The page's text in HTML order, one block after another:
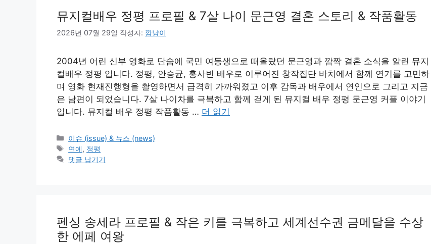
뮤지컬배우 정평 프로필 & 7살 나이 문근영 결혼 스토리 & 작품활동
2026년 07월 29일 작성자: 깜냥이
2004년 어린 신부 영화로 단숨에 국민 여동생으로 떠올랐던 문근영과 깜짝 결혼 소식을 알린 뮤지
컬배우 정평 입니다. 정평, 안승균, 홍사빈 배우로 이루어진 창작집단 바치에서 함께 연기를 고민하
며 영화 현재진행형을 촬영하면서 급격히 가까워졌고 이후 감독과 배우에서 연인으로 그리고 지금
은 남편이 되었습니다. 7살 나이차를 극복하고 함께 걷게 된 뮤지컬 배우 정평 문근영 커플 이야기
입니다. 뮤지컬 배우 정평 작품활동 … 더 읽기
카
테
고
이슈 (issue) & 뉴스 (news)
태
그
연예, 정평
댓글 남기기
펜싱 송세라 프로필 & 작은 키를 극복하고 세계선수권 금메달을 수상
한 에페 여왕